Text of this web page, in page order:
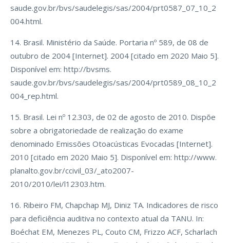
saude.gov.br/bvs/saudelegis/sas/2004/prt0587_07_10_2
004.html.
14. Brasil. Ministério da Saúde. Portaria nº 589, de 08 de
outubro de 2004 [Internet]. 2004 [citado em 2020 Maio 5].
Disponível em: http://bvsms.
saude.gov.br/bvs/saudelegis/sas/2004/prt0589_08_10_2
004_rep.html.
15. Brasil. Lei nº 12.303, de 02 de agosto de 2010. Dispõe
sobre a obrigatoriedade de realização do exame
denominado Emissões Otoacústicas Evocadas [Internet].
2010 [citado em 2020 Maio 5]. Disponível em: http://www.
planalto.gov.br/ccivil_03/_ato2007-
2010/2010/lei/l12303.htm.
16. Ribeiro FM, Chapchap MJ, Diniz TA. Indicadores de risco
para deficiência auditiva no contexto atual da TANU. In:
Boéchat EM, Menezes PL, Couto CM, Frizzo ACF, Scharlach